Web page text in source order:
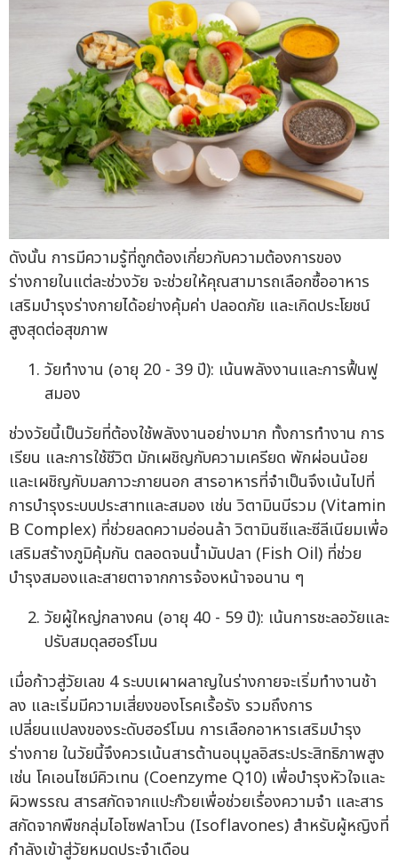
ดังนั้น การมีความรู้ที่ถูกต้องเกี่ยวกับความต้องการของ
ร่างกายในแต่ละช่วงวัย จะช่วยให้คุณสามารถเลือกซื้ออาหาร
เสริมบำรุงร่างกายได้อย่างคุ้มค่า ปลอดภัย และเกิดประโยชน์
สูงสุดต่อสุขภาพ
วัยทำงาน (อายุ 20 - 39 ปี): เน้นพลังงานและการฟื้นฟู
สมอง
ช่วงวัยนี้เป็นวัยที่ต้องใช้พลังงานอย่างมาก ทั้งการทำงาน การ
เรียน และการใช้ชีวิต มักเผชิญกับความเครียด พักผ่อนน้อย
และเผชิญกับมลภาวะภายนอก สารอาหารที่จำเป็นจึงเน้นไปที่
การบำรุงระบบประสาทและสมอง เช่น วิตามินบีรวม (Vitamin
B Complex) ที่ช่วยลดความอ่อนล้า วิตามินซีและซีลีเนียมเพื่อ
เสริมสร้างภูมิคุ้มกัน ตลอดจนน้ำมันปลา (Fish Oil) ที่ช่วย
บำรุงสมองและสายตาจากการจ้องหน้าจอนาน ๆ
วัยผู้ใหญ่กลางคน (อายุ 40 - 59 ปี): เน้นการชะลอวัยและ
ปรับสมดุลฮอร์โมน
เมื่อก้าวสู่วัยเลข 4 ระบบเผาผลาญในร่างกายจะเริ่มทำงานช้า
ลง และเริ่มมีความเสี่ยงของโรคเรื้อรัง รวมถึงการ
เปลี่ยนแปลงของระดับฮอร์โมน การเลือกอาหารเสริมบำรุง
ร่างกาย ในวัยนี้จึงควรเน้นสารต้านอนุมูลอิสระประสิทธิภาพสูง
เช่น โคเอนไซม์คิวเทน (Coenzyme Q10) เพื่อบำรุงหัวใจและ
ผิวพรรณ สารสกัดจากแปะก๊วยเพื่อช่วยเรื่องความจำ และสาร
สกัดจากพืชกลุ่มไอโซฟลาโวน (Isoflavones) สำหรับผู้หญิงที่
กำลังเข้าสู่วัยหมดประจำเดือน